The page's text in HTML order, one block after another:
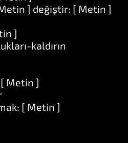
] değiştir: [ Metin ]
]
kaldırın
Metin ]
[ Metin ]